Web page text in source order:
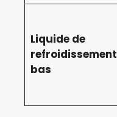
Liquide de
refroidissement
bas